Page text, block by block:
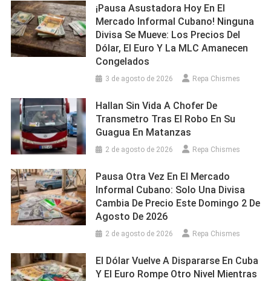
¡Pausa Asustadora Hoy En El
Mercado Informal Cubano! Ninguna
Divisa Se Mueve: Los Precios Del
Dólar, El Euro Y La MLC Amanecen
Congelados
3 de agosto de 2026 Repa Chismes
Hallan Sin Vida A Chofer De
Transmetro Tras El Robo En Su
Guagua En Matanzas
2 de agosto de 2026 Repa Chismes
Pausa Otra Vez En El Mercado
Informal Cubano: Solo Una Divisa
Cambia De Precio Este Domingo 2 De
Agosto De 2026
2 de agosto de 2026 Repa Chismes
El Dólar Vuelve A Dispararse En Cuba
Y El Euro Rompe Otro Nivel Mientras